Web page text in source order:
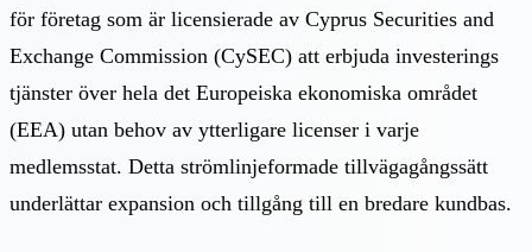
för företag som är licensierade av Cyprus Securities and
Exchange Commission (CySEC) att erbjuda investerings
tjänster över hela det Europeiska ekonomiska området
(EEA) utan behov av ytterligare licenser i varje
medlemsstat. Detta strömlinjeformade tillvägagångssätt
underlättar expansion och tillgång till en bredare kundbas.